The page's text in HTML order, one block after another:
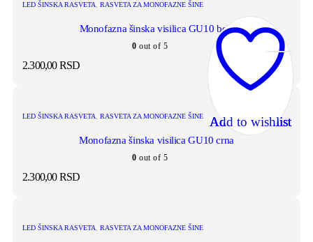
Add to wishlist
LED ŠINSKA RASVETA, RASVETA ZA MONOFAZNE ŠINE
Monofazna šinska visilica GU10 bela
0 out of 5
2.300,00RSD
Add to wishlist
LED ŠINSKA RASVETA, RASVETA ZA MONOFAZNE ŠINE
Monofazna šinska visilica GU10 crna
0 out of 5
2.300,00RSD
Add to wishlist
LED ŠINSKA RASVETA, RASVETA ZA MONOFAZNE ŠINE